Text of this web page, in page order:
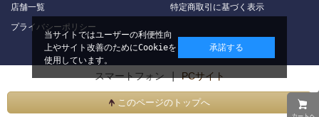
店舗一覧
特定商取引に基づく表示
プライバシーポリシー
スマートフォン |PCサイト
このページのトップへ
当サイトではユーザーの利便性向
上やサイト改善のためにCookieを
使用しています。
承諾する